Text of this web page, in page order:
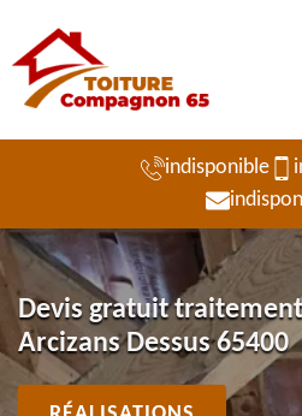
indisponible
Devis gratuit
Arcizans Dessus 65400